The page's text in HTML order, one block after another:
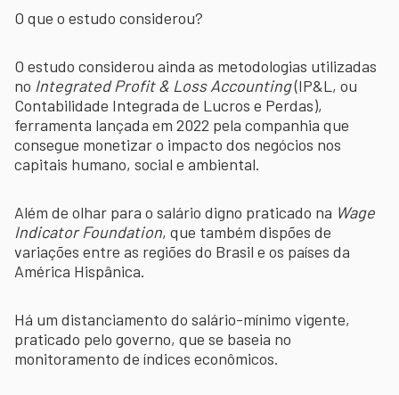
O que o estudo considerou?
O estudo considerou ainda as metodologias utilizadas
no Integrated Profit & Loss Accounting(IP&L, ou
Contabilidade Integrada de Lucros e Perdas),
ferramenta lançada em 2022 pela companhia que
consegue monetizar o impacto dos negócios nos
capitais humano, social e ambiental.
Além de olhar para o salário digno praticado na Wage
Indicator Foundation, que também dispões de
variações entre as regiões do Brasil e os países da
América Hispânica.
Há um distanciamento do salário-mínimo vigente,
praticado pelo governo, que se baseia no
monitoramento de índices econômicos.